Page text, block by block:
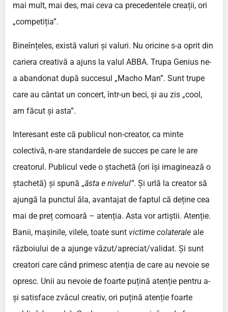
mai mult, mai des, mai ceva ca precedentele creații, ori
„competiția”.
Bineînțeles, există valuri și valuri. Nu oricine s-a oprit din
cariera creativă a ajuns la valul ABBA. Trupa Genius ne-
a abandonat după succesul „Macho Man”. Sunt trupe
care au cântat un concert, într-un beci, și au zis „cool,
am făcut și asta”.
Interesant este că publicul non-creator, ca minte
colectivă, n-are standardele de succes pe care le are
creatorul. Publicul vede o ștachetă (ori își imaginează o
ștachetă) și spună „ăsta e nivelul”. Și urlă la creator să
ajungă la punctul ăla, avantajat de faptul că deține cea
mai de preț comoară – atenția. Asta vor artiștii. Atenție.
Banii, mașinile, vilele, toate sunt victime colaterale ale
războiului de a ajunge văzut/apreciat/validat. Și sunt
creatori care când primesc atenția de care au nevoie se
opresc. Unii au nevoie de foarte puțină atenție pentru a-
și satisface zvâcul creativ, ori puțină atenție foarte